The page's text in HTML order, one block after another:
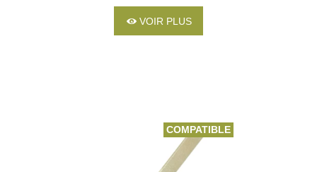
VOIR PLUS
COMPATIBLE